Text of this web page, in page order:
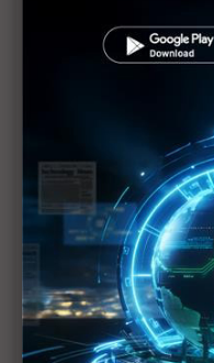
具正面意義
新纖：地緣風險是危
台美投資MOU關稅
空零件迎近乎免稅
中資背景也能過關
車
裕隆國產、外銷同步
心競爭力與轉型